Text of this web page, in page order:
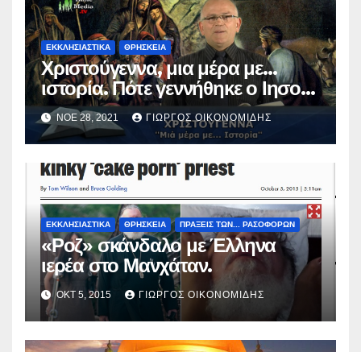
ΕΚΚΛΗΣΙΑΣΤΙΚΑ ΘΡΗΣΚΕΙΑ
Χριστούγεννα, μια μέρα με…
ιστορία. Πότε γεννήθηκε ο Ιησούς
Χριστός; (Βίντεο).
ΝΟΈ 28, 2021 ΓΙΏΡΓΟΣ ΟΙΚΟΝΟΜΊΔΗΣ
ΕΚΚΛΗΣΙΑΣΤΙΚΑ ΘΡΗΣΚΕΙΑ ΠΡΑΞΕΙΣ ΤΩΝ... ΡΑΣΟΦΟΡΩΝ
«Ροζ» σκάνδαλο με Έλληνα
ιερέα στο Μανχάταν.
ΟΚΤ 5, 2015 ΓΙΏΡΓΟΣ ΟΙΚΟΝΟΜΊΔΗΣ